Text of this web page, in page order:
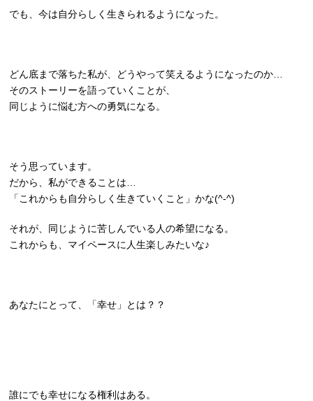
でも、今は自分らしく生きられるようになった。
どん底まで落ちた私が、どうやって笑えるようになったのか…
そのストーリーを語っていくことが、
同じように悩む方への勇気になる。
そう思っています。
だから、私ができることは…
「これからも自分らしく生きていくこと」かな(^-^)
それが、同じように苦しんでいる人の希望になる。
これからも、マイペースに人生楽しみたいな♪
あなたにとって、「幸せ」とは？？
誰にでも幸せになる権利はある。